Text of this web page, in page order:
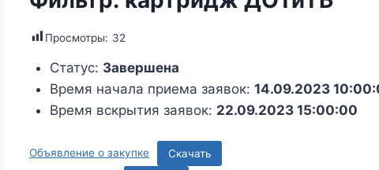
Просмотры: 32
Статус: Завершена
Время начала приема заявок: 14.09.2023
Время вскрытия заявок: 22.09.2023 15:00:00
Объявление о закупке
Скачать